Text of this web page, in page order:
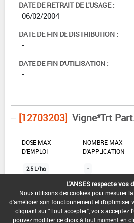
DATE DE RETRAIT DE L'USAGE :
06/02/2004
DATE DE FIN DE DISTRIBUTION :
-
DATE DE FIN D'UTILISATION :
-
[12703203] Vigne*Trt
DOSE MAX
D'EMPLOI
NOMBRE MAX
D'APPLICATION
2,5 L/ha -
INTERVALLE MINIMUM ENTRE
-
L'ANSES respecte vos
Nous utilisons des cookies pour mesurer
d'améliorer son fonctionnement et d'optimiser
cliquant sur "Tout accepter", vous acceptez
pouvez modifier ce choix à tout moment en